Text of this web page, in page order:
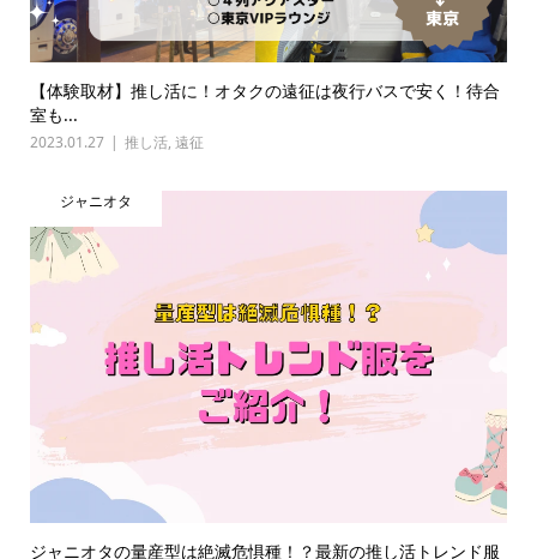
【体験取材】推し活に！オタクの遠征は夜行バスで安く！待合
室も...
2023.01.27 推し活, 遠征
ジャニオタ
ジャニオタの量産型は絶滅危惧種！？最新の推し活トレンド服